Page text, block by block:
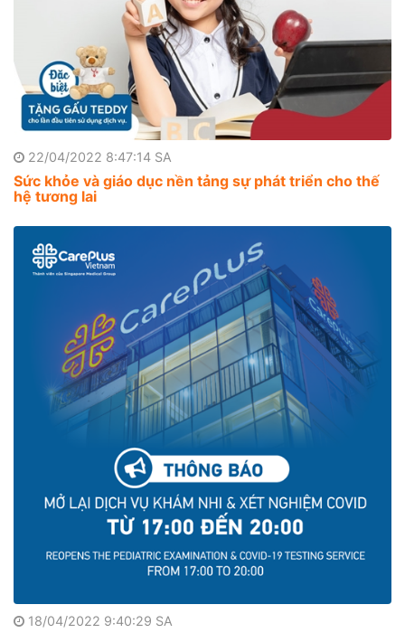
22/04/2022 8:47:14 SA
Sức khỏe và giáo dục nền tảng sự phát triển cho thế
hệ tương lai
18/04/2022 9:40:29 SA